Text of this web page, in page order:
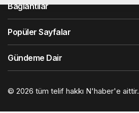
Bağlantılar
Popüler Sayfalar
Gündeme Dair
© 2026 tüm telif hakkı N'haber'e aittir.